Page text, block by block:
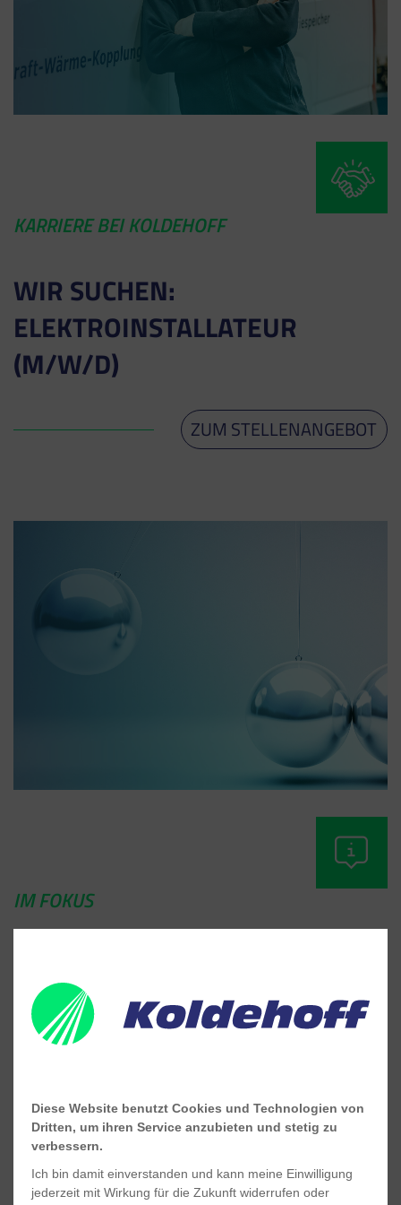
KARRIERE BEI KOLDEHOFF
WIR SUCHEN:
ELEKTRO­INSTAL­LA­TEUR
(M/W/D)
ZUM STELLENANGEBOT
IM FOKUS
Wie Sie mit flexiblen
Strompreismodellen bares Geld
Diese Website benutzt Cookies und Technologien von
Dritten, um ihren Service anzubieten und stetig zu
verbessern.
Ich bin damit einverstanden und kann meine Einwilligung
jederzeit mit Wirkung für die Zukunft widerrufen oder